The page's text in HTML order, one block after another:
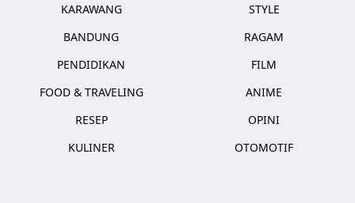
KARAWANG
BANDUNG
PENDIDIKAN
FOOD & TRAVELING
RESEP
KULINER
STYLE
RAGAM
FILM
ANIME
OPINI
OTOMOTIF